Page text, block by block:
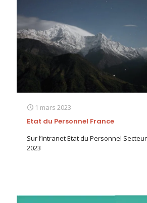
1 mars 2023
Etat du Personnel France
Sur l’intranet Etat du Personnel
2023